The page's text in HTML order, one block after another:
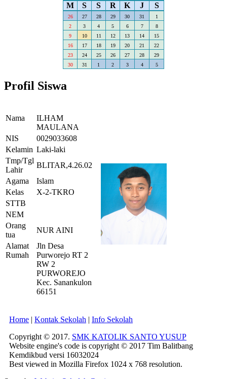
M
S S R K J S
26 27 28 29 30 31
1
2
3 4 5 6 7
8
9
10 11 12 13 14
15
16
17 18 19 20 21
22
23
24 25 26 27 28
29
30
31 1 2 3 4 5
Profil Siswa
Nama
ILHAM
MAULANA
NIS
0029033608
Kelamin Laki-laki
Tmp/Tgl
Lahir
BLITAR,4.26.02
Agama
Islam
Kelas
X-2-TKRO
STTB
NEM
Orang
tua
NUR AINI
Alamat
Rumah
Jln Desa
Purworejo RT 2
RW 2
PURWOREJO
Kec. Sanankulon
66151
Home | Kontak Sekolah | Info Sekolah
Copyright © 2017. SMK KATOLIK SANTO YUSUP
Website engine's code is copyright © 2017 Tim Balitbang
Kemdikbud versi 16032024
Best viewed in Mozilla Firefox 1024 x 768 resolution.